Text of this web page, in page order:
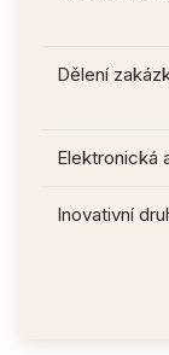
Dělení
Elektronická
Inovativní